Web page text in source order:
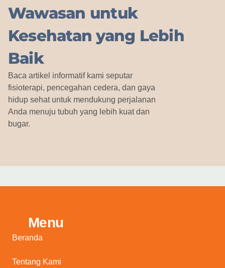
Wawasan untuk
Kesehatan yang Lebih
Baik
Baca artikel informatif kami seputar
fisioterapi, pencegahan cedera, dan gaya
hidup sehat untuk mendukung perjalanan
Anda menuju tubuh yang lebih kuat dan
bugar.
Menu
Beranda
Tentang Kami